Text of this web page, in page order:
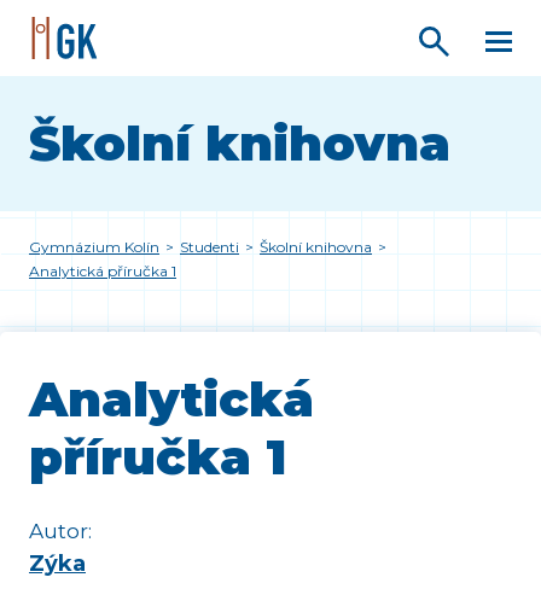
Školní knihovna
Gymnázium Kolín > Studenti > Školní knihovna >
Analytická příručka 1
Analytická
příručka 1
Autor:
Zýka